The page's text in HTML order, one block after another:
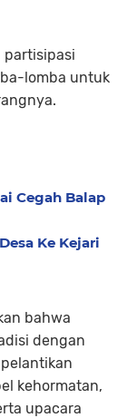
partisipasi
lomba untuk
Cegah Balap
Ke Kejari
bahwa
dengan
kehormatan,
upacara